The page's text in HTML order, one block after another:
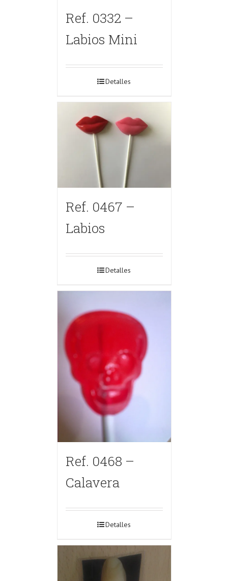
Ref. 0332 –
Labios Mini
Detalles
Ref. 0467 –
Labios
Detalles
Ref. 0468 –
Calavera
Detalles